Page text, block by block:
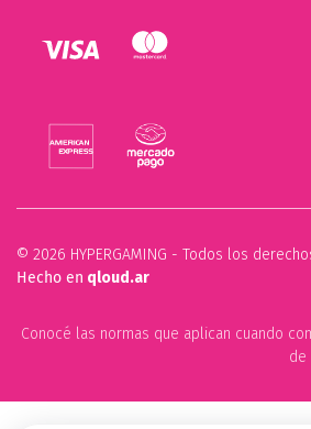
© 2026 HYPERGAMING - Todos los
Hecho en qloud.ar
Conocé las normas que aplican cuando
de